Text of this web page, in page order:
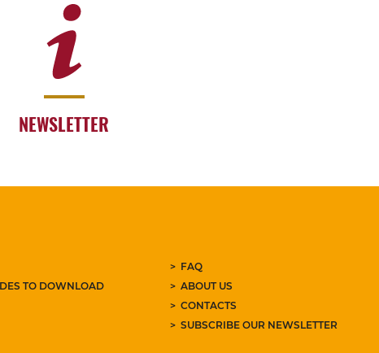
NEWSLETTER
TO DOWNLOAD
FAQ
ABOUT US
CONTACTS
SUBSCRIBE OUR NEWSLETTER